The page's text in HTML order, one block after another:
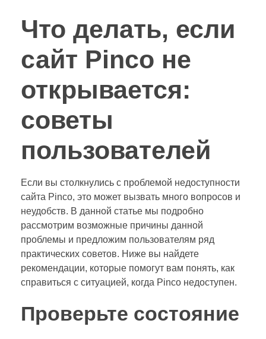
Что делать, если
сайт Pinco не
открывается:
советы
пользователей
Если вы столкнулись с проблемой недоступности
сайта Pinco, это может вызвать много вопросов и
неудобств. В данной статье мы подробно
рассмотрим возможные причины данной
проблемы и предложим пользователям ряд
практических советов. Ниже вы найдете
рекомендации, которые помогут вам понять, как
справиться с ситуацией, когда Pinco недоступен.
Проверьте состояние